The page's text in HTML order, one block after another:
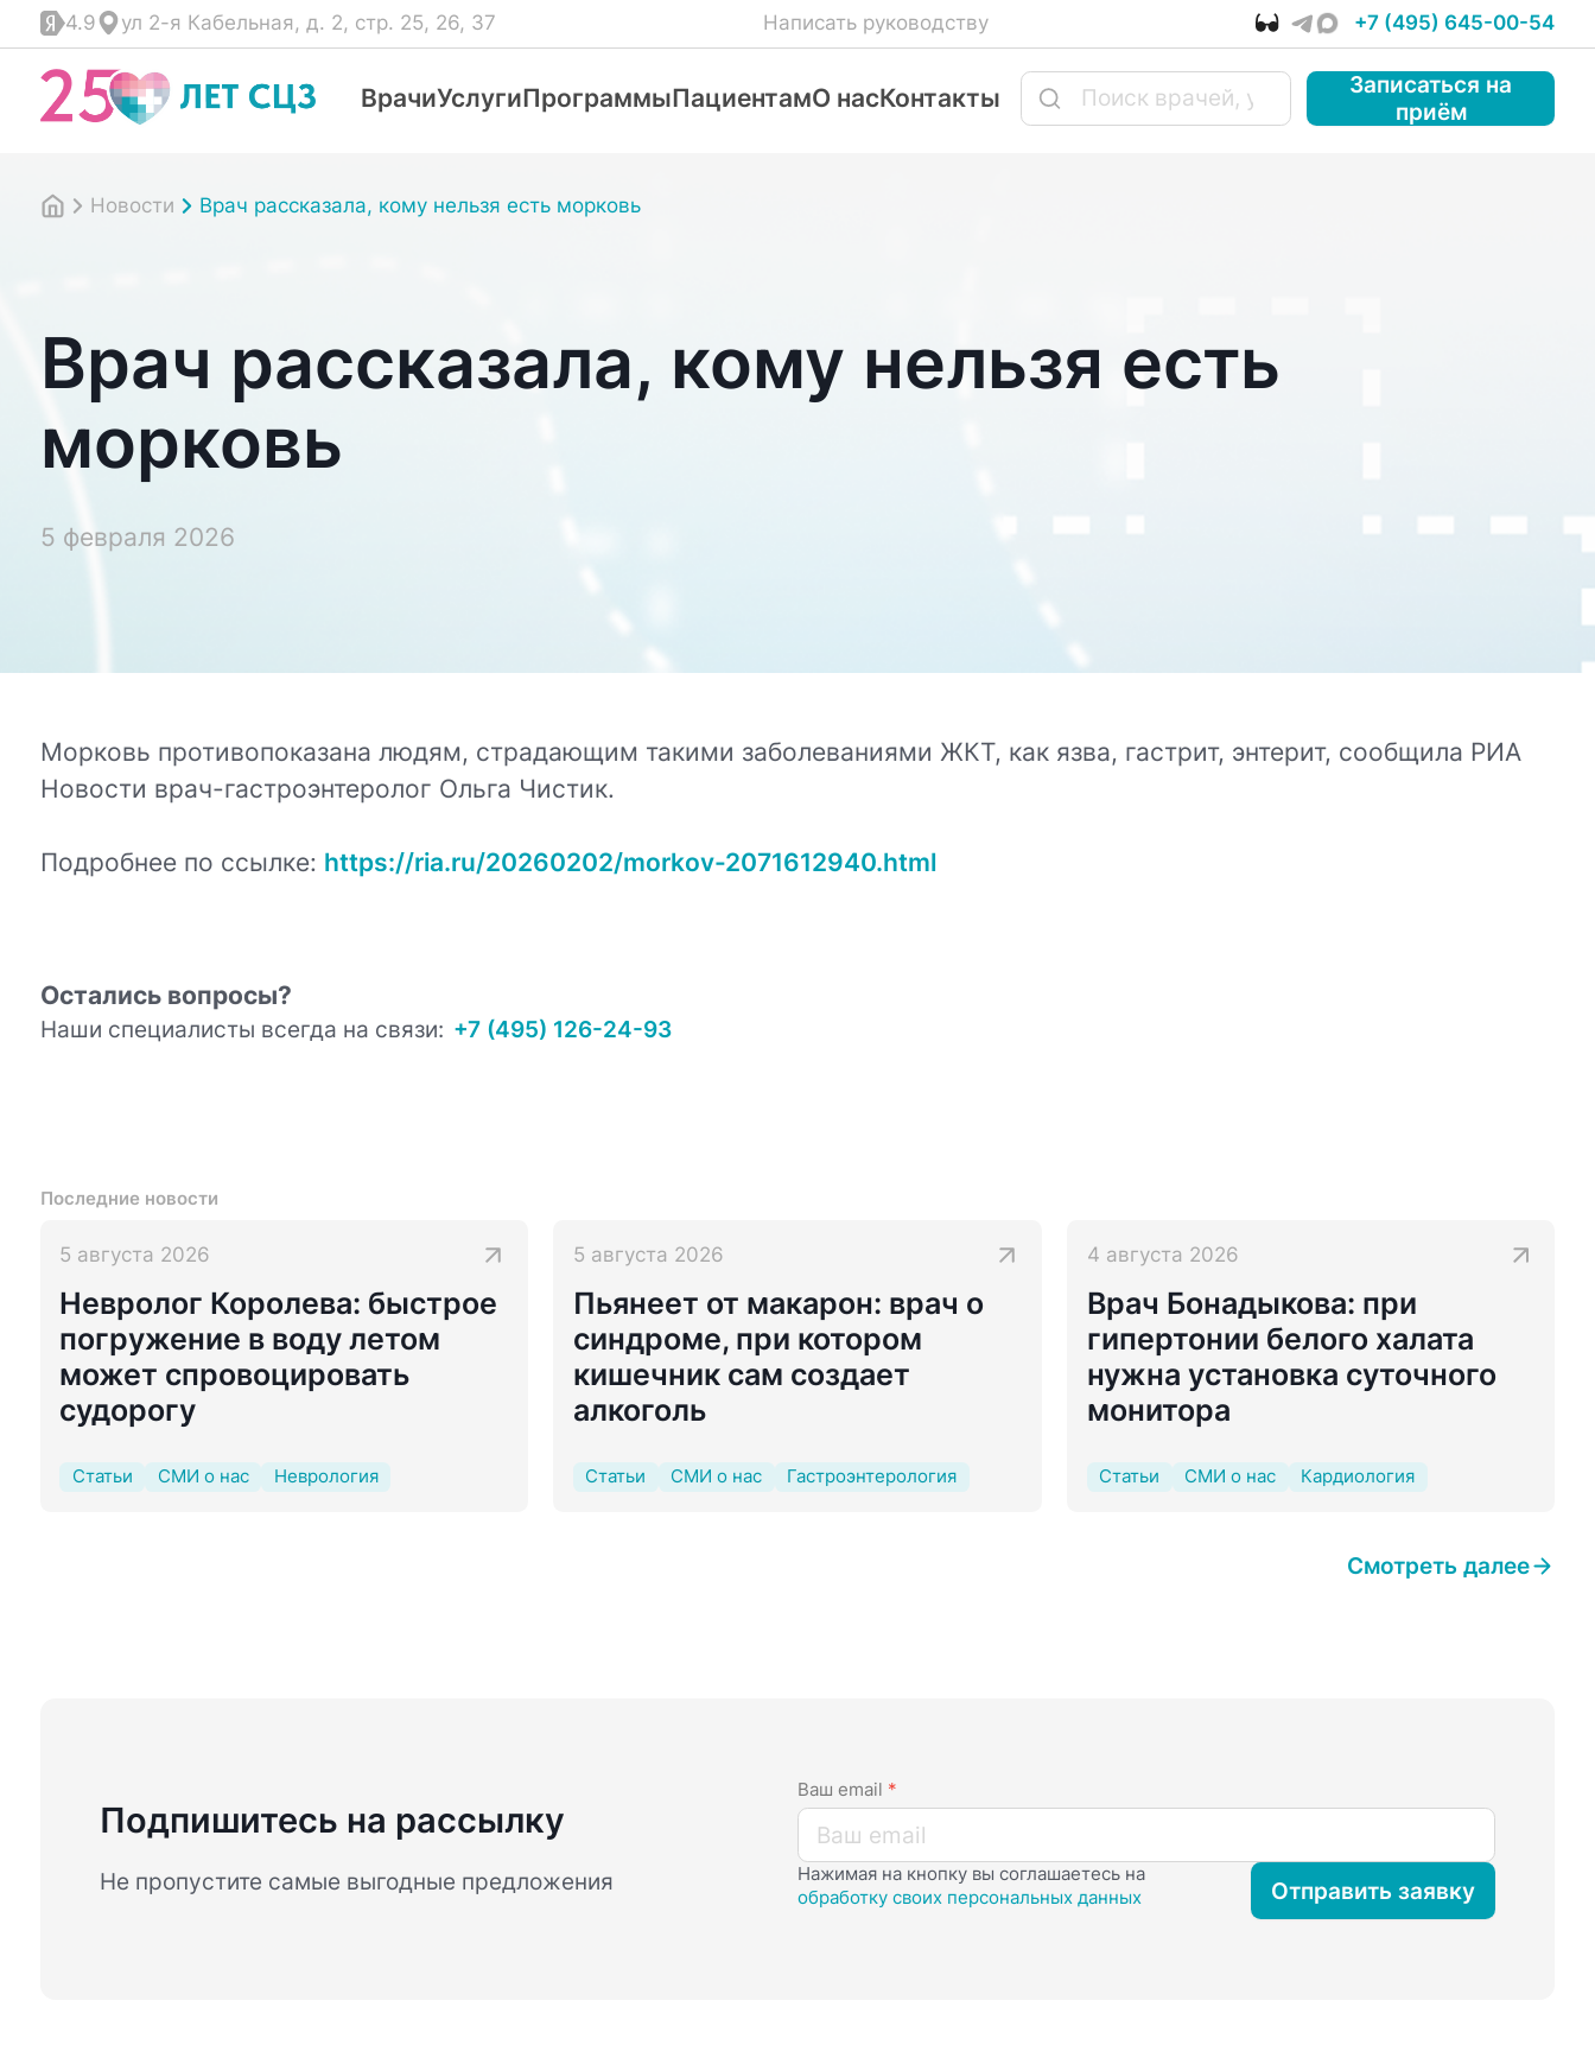
4.9 ул 2-я Кабельная, д. 2, стр. 25, 26, 37 Написать руководству +7 (495) 645-00-54
ВрачиУслугиПрограммыПациентамО насКонтакты Записаться на
приём
Новости Врач рассказала, кому нельзя есть морковь
Врач рассказала, кому нельзя есть
морковь
5 февраля 2026
Морковь противопоказана людям, страдающим такими заболеваниями ЖКТ, как язва, гастрит, энтерит, сообщила РИА
Новости врач-гастроэнтеролог Ольга Чистик.
Подробнее по ссылке: https://ria.ru/20260202/morkov-2071612940.html
Остались вопросы?
Наши специалисты всегда на связи: +7 (495) 126-24-93
Последние новости
5 августа 2026
Невролог Королева: быстрое
погружение в воду летом
может спровоцировать
судорогу
Статьи СМИ о нас Неврология
5 августа 2026
Пьянеет от макарон: врач о
синдроме, при котором
кишечник сам создает
алкоголь
Статьи СМИ о нас Гастроэнтерология
4 августа 2026
Врач Бонадыкова: при
гипертонии белого халата
нужна установка суточного
монитора
Статьи СМИ о нас Кардиология
Смотреть далее
Подпишитесь на рассылку
Не пропустите самые выгодные предложения
Ваш email *
Нажимая на кнопку вы соглашаетесь на
обработку своих персональных данных
Отправить заявку